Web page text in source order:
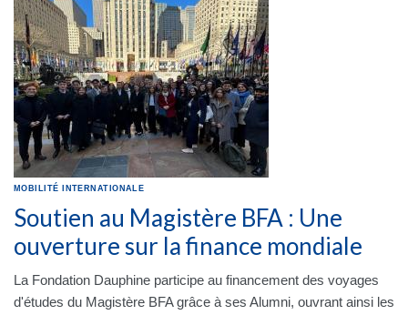
MOBILITÉ INTERNATIONALE
Soutien au Magistère BFA : Une
ouverture sur la finance mondiale
La Fondation Dauphine participe au financement des voyages
d'études du Magistère BFA grâce à ses Alumni, ouvrant ainsi les